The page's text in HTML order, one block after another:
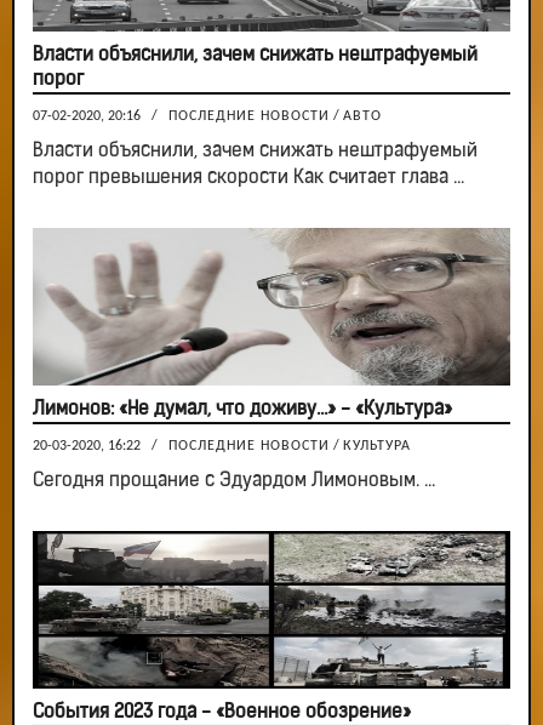
Власти объяснили, зачем снижать нештрафуемый
порог
07-02-2020, 20:16 / ПОСЛЕДНИЕ НОВОСТИ / АВТО
Власти объяснили, зачем снижать нештрафуемый
порог превышения скорости Как считает глава ...
Лимонов: «Не думал, что доживу…» - «Культура»
20-03-2020, 16:22 / ПОСЛЕДНИЕ НОВОСТИ / КУЛЬТУРА
Сегодня прощание с Эдуардом Лимоновым. ...
События 2023 года - «Военное обозрение»